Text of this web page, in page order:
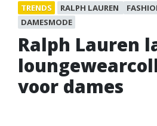
TRENDS
RALPH LAUREN
DAMESMODE
Ralph Lauren
voor dames